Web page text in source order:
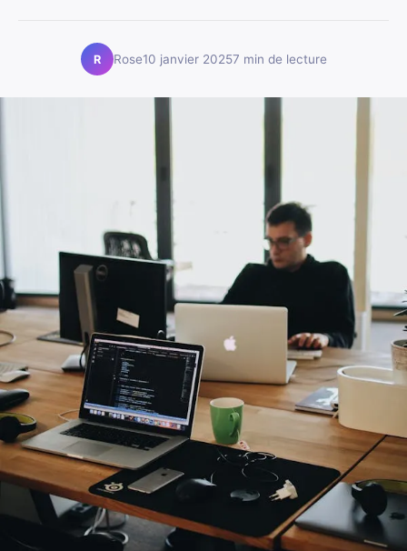
R Rose10 janvier 20257 min de lecture